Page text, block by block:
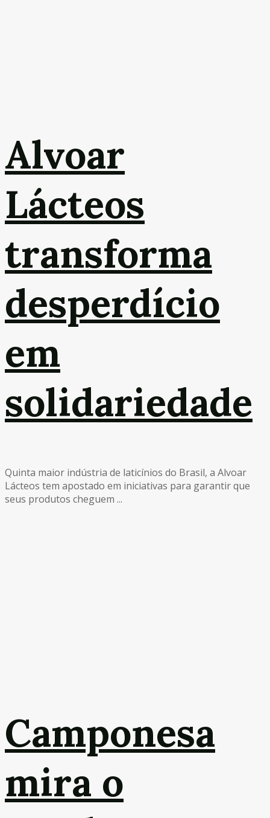
Alvoar
Lácteos
transforma
desperdício
em
solidariedade
Quinta maior indústria de laticínios do Brasil, a Alvoar
Lácteos tem apostado em iniciativas para garantir que
seus produtos cheguem ...
Camponesa
mira o